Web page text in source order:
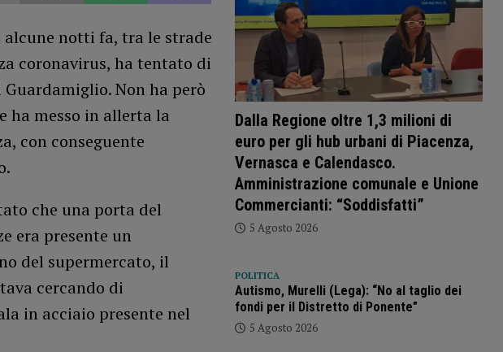
notti fa, tra le strade
coronavirus, ha tentato di
Non ha però
ha messo in allerta la
con conseguente
che una porta del
era presente un
del supermercato, il
cercando di
in acciaio presente nel
Dalla Regione oltre 1,3 milioni di
euro per gli hub urbani di Piacenza,
Vernasca e Calendasco.
Amministrazione comunale e Unione
Commercianti: “Soddisfatti”
5 Agosto 2026
POLITICA
Autismo, Murelli (Lega): “No al taglio dei
fondi per il Distretto di Ponente”
5 Agosto 2026